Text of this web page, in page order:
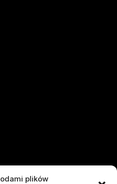
plików